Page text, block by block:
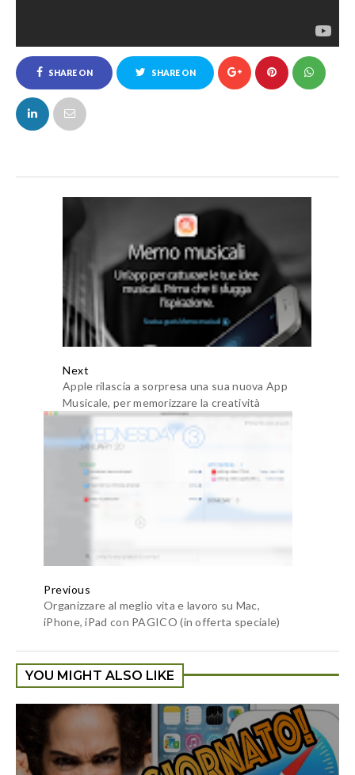
SHARE ON
FACEBOOK
SHARE ON
Next
Apple rilascia a sorpresa una sua nuova App
Musicale, per memorizzare la creatività
Previous
Organizzare al meglio vita e lavoro su Mac,
iPhone, iPad con PAGICO (in offerta speciale)
YOU MIGHT ALSO LIKE